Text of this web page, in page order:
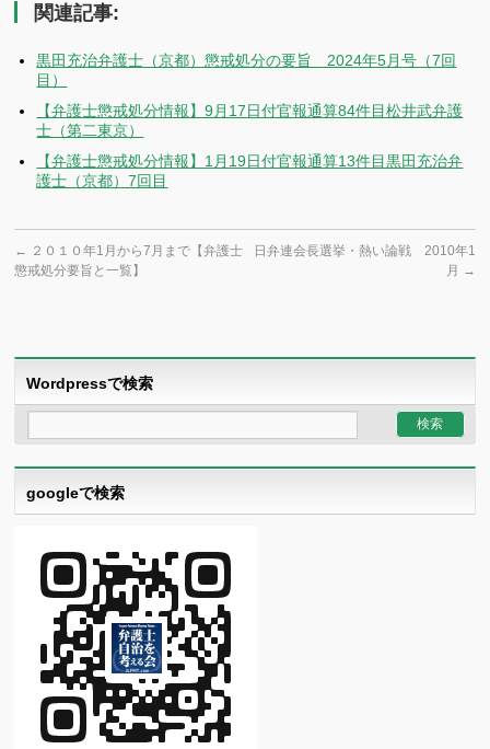
関連記事:
黒田充治弁護士（京都）懲戒処分の要旨 2024年5月号（7回
目）
【弁護士懲戒処分情報】9月17日付官報通算84件目松井武弁護
士（第二東京）
【弁護士懲戒処分情報】1月19日付官報通算13件目黒田充治弁
護士（京都）7回目
← ２０１０年1月から7月まで【弁護士
懲戒処分要旨と一覧】
日弁連会長選挙・熱い論戦 2010年1
月 →
Wordpressで検索
googleで検索